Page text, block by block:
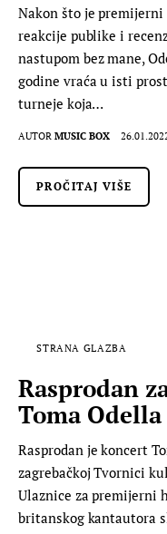
Nakon što je premijerni
reakcije publike i
nastupom bez mane,
godine vraća u isti
turneje koja…
AUTOR MUSIC BOX
PROČITAJ VIŠE
STRANA GLAZBA
Rasprodan
Toma Odella
Rasprodan je koncert
zagrebačkoj Tvornici
Ulaznice za premijerni
britanskog kantautora